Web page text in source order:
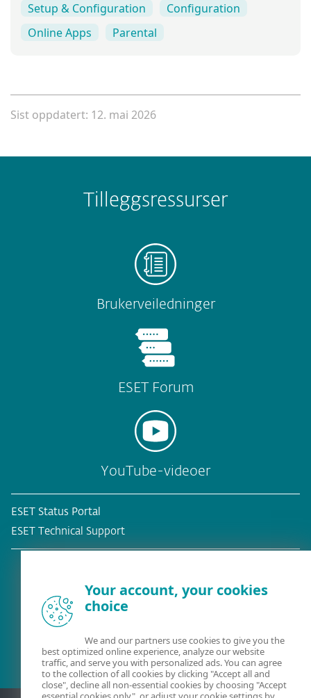
Setup & Configuration
Configuration
Online Apps
Parental
Sist oppdatert: 12. mai 2026
Tilleggsressurser
Brukerveiledninger
ESET Forum
YouTube-videoer
ESET Status Portal
ESET Technical Support
Your account, your cookies
choice
We and our partners use cookies to give you the
best optimized online experience, analyze our website
traffic, and serve you with personalized ads. You can agree
to the collection of all cookies by clicking "Accept all and
close", decline all non-essential cookies by choosing "Accept